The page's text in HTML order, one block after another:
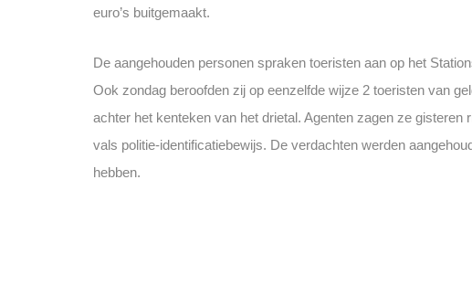
euro’s buitgemaakt.
De aangehouden personen spraken toeristen aan op het
Ook zondag beroofden zij op eenzelfde wijze 2 toeristen van
achter het kenteken van het drietal. Agenten zagen ze gisteren
vals politie-identificatiebewijs. De verdachten werden
hebben.